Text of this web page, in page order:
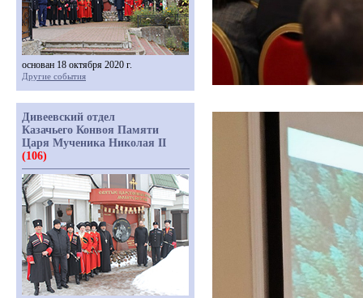
основан 18 октября 2020 г.
Другие события
Дивеевский отдел
Казачьего Конвоя Памяти
Царя Мученика Николая II
(106)